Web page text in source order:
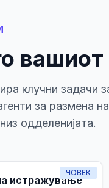
клучни
за размена
одделенијата.
ЧОВЕК
истражување